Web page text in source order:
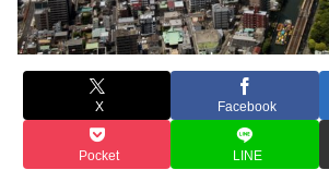
X Facebook
Pocket LINE